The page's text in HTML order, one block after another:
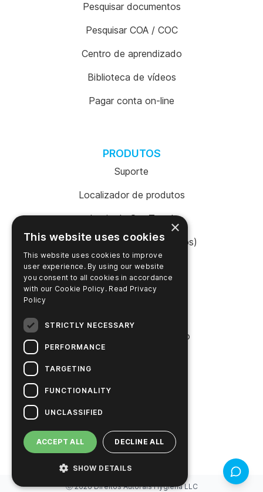
Pesquisar documentos
Pesquisar COA / COC
Centro de aprendizado
Biblioteca de vídeos
Pagar conta on-line
PRODUTOS
Suporte
Localizador de produtos
Login da SureTrend
Shop Online (Estados Unidos)
Shop Online (Austrália)
Entre em contato conosco
História da Hygiena
Soluções sustentáveis
ⓒ2026 Direitos AutoraisHygiena LLC
×
This website uses cookies
This website uses cookies to improve
user experience. By using our website
you consent to all cookies in accordance
with our Cookie Policy. Read Privacy
Policy
STRICTLY NECESSARY
PERFORMANCE
TARGETING
FUNCTIONALITY
UNCLASSIFIED
ACCEPT ALL DECLINE ALL
SHOW DETAILS